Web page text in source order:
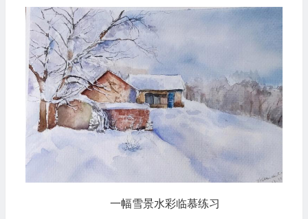
一幅雪景水彩临慕练习